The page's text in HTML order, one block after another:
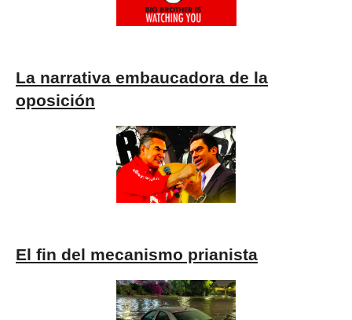
La narrativa embaucadora de la
oposición
El fin del mecanismo prianista